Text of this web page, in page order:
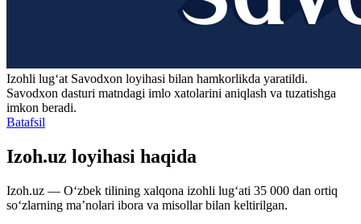
Izohli lugʻat Savodxon loyihasi bilan hamkorlikda yaratildi.
Savodxon dasturi matndagi imlo xatolarini aniqlash va tuzatishga
imkon beradi.
Batafsil
Izoh.uz loyihasi haqida
Izoh.uz — O‘zbek tilining xalqona izohli lug‘ati 35 000 dan ortiq
so‘zlarning ma’nolari ibora va misollar bilan keltirilgan.